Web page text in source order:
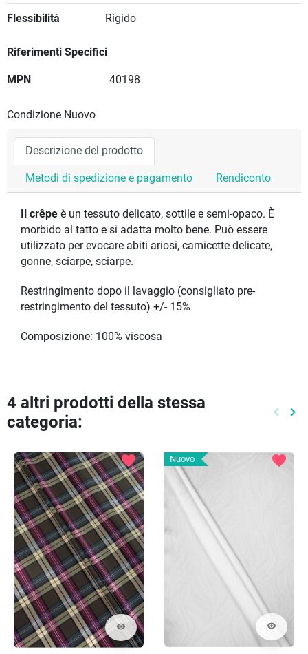
Flessibilità Rigido
Riferimenti Specifici
MPN 40198
Condizione Nuovo
Descrizione del prodotto
Metodi di spedizione e pagamento Rendiconto
Il crêpe è un tessuto delicato, sottile e semi-opaco. È
morbido al tatto e si adatta molto bene. Può essere
utilizzato per evocare abiti ariosi, camicette delicate,
gonne, sciarpe, sciarpe.
Restringimento dopo il lavaggio (consigliato pre-
restringimento del tessuto) +/- 15%
Composizione: 100% viscosa
4 altri prodotti della stessa
categoria:
keyboard_arrow_left keyboard_arrow_right
visibility
favorite Nuovo
visibility
favorite